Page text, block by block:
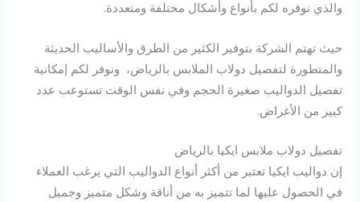
والذي نوفره لكم بأنواع وأشكال مختلفة ومتعددة.
حيث تهتم الشركة بتوفير الكثير من الطرق والأساليب الحديثة
والمتطورة لتفصيل دولاب الملابس بالرياض، ونوفر لكم إمكانية
تفصيل الدواليب صغيرة الحجم وفي نفس الوقت تستوعب عدد
كبير من الأغراض.
تفصيل دولاب ملابس ايكيا بالرياض
إن دواليب ايكيا تعتبر من أكثر أنواع الدواليب التي يرغب العملاء
في الحصول عليها لما تتميز به من أناقة وشكل متميز وجميل